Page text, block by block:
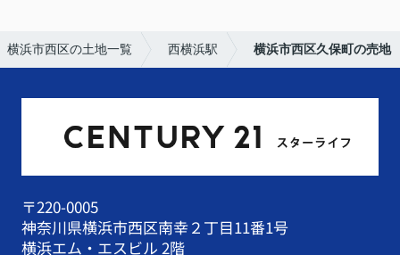
横浜市西区の土地一覧 西横浜駅 横浜市西区久保町の売地
〒220-0005
神奈川県横浜市西区南幸２丁目11番1号
横浜エム・エスビル 2階